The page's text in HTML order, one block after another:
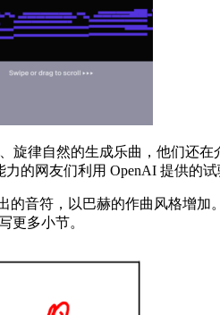
律自然的生成乐曲，他们还
网友们利用 OpenAI 提供的
符，以巴赫的作曲风格增加
更多小节。